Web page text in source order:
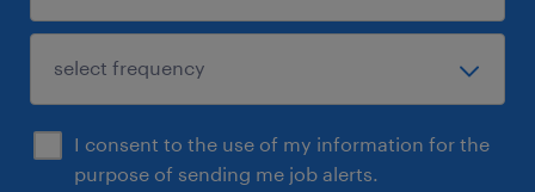
I consent to the use of my information for the
purpose of sending me job alerts.